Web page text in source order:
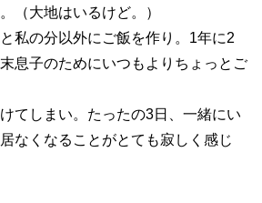
（大地はいるけど。）
私の分以外にご飯を作り。1年に2
息子のためにいつもよりちょっとご
てしまい。たったの3日、一緒にい
なくなることがとても寂しく感じ